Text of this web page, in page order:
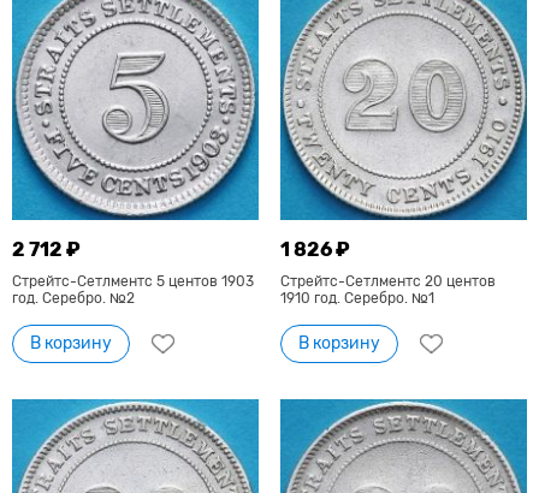
2 712 ₽
Стрейтс-Сетлментс 5 центов 1903
год. Серебро. №2
В корзину
1 826 ₽
Стрейтс-Сетлментс 20 центов
1910 год. Серебро. №1
В корзину